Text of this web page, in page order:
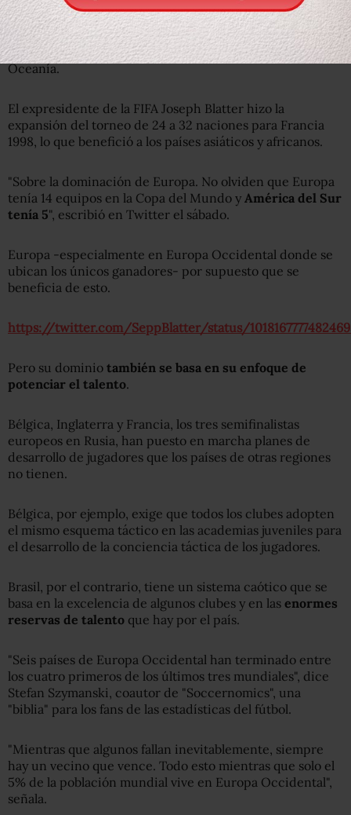
En los casos de Sudamérica (5), Asia (3), Centro y
Norteamérica (3), hay tres plazas adicionales que se
reparten mediante un repechaje intercontinentales con
Oceanía.
El expresidente de la FIFA Joseph Blatter hizo la
expansión del torneo de 24 a 32 naciones para Francia
1998, lo que benefició a los países asiáticos y africanos.
"Sobre la dominación de Europa. No olviden que Europa
tenía 14 equipos en la Copa del Mundo y América del Sur
tenía 5", escribió en Twitter el sábado.
Europa -especialmente en Europa Occidental donde se
ubican los únicos ganadores- por supuesto que se
beneficia de esto.
https://twitter.com/SeppBlatter/status/
Pero su dominio también se basa en su enfoque de
potenciar el talento.
Bélgica, Inglaterra y Francia, los tres semifinalistas
europeos en Rusia, han puesto en marcha planes de
desarrollo de jugadores que los países de otras regiones
no tienen.
Bélgica, por ejemplo, exige que todos los clubes adopten
el mismo esquema táctico en las academias juveniles para
el desarrollo de la conciencia táctica de los jugadores.
Brasil, por el contrario, tiene un sistema caótico que se
basa en la excelencia de algunos clubes y en las enormes
reservas de talento que hay por el país.
"Seis países de Europa Occidental han terminado entre
los cuatro primeros de los últimos tres mundiales", dice
Stefan Szymanski, coautor de "Soccernomics", una
"biblia" para los fans de las estadísticas del fútbol.
"Mientras que algunos fallan inevitablemente, siempre
hay un vecino que vence. Todo esto mientras que solo el
5% de la población mundial vive en Europa Occidental",
señala.